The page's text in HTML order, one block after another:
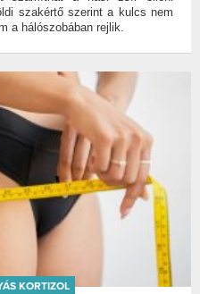
szakértő szerint a kulcs nem
a hálószobában rejlik.
KORTIZOL